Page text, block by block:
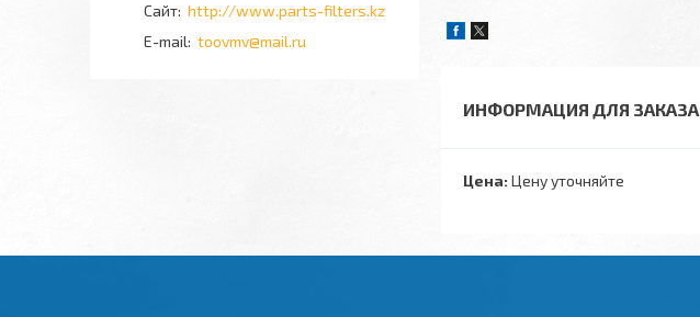
ИНФОРМАЦИЯ ДЛЯ ЗАКАЗА
Цена: Цену уточняйте
http://www.parts-filters.kz
toovmv@mail.ru